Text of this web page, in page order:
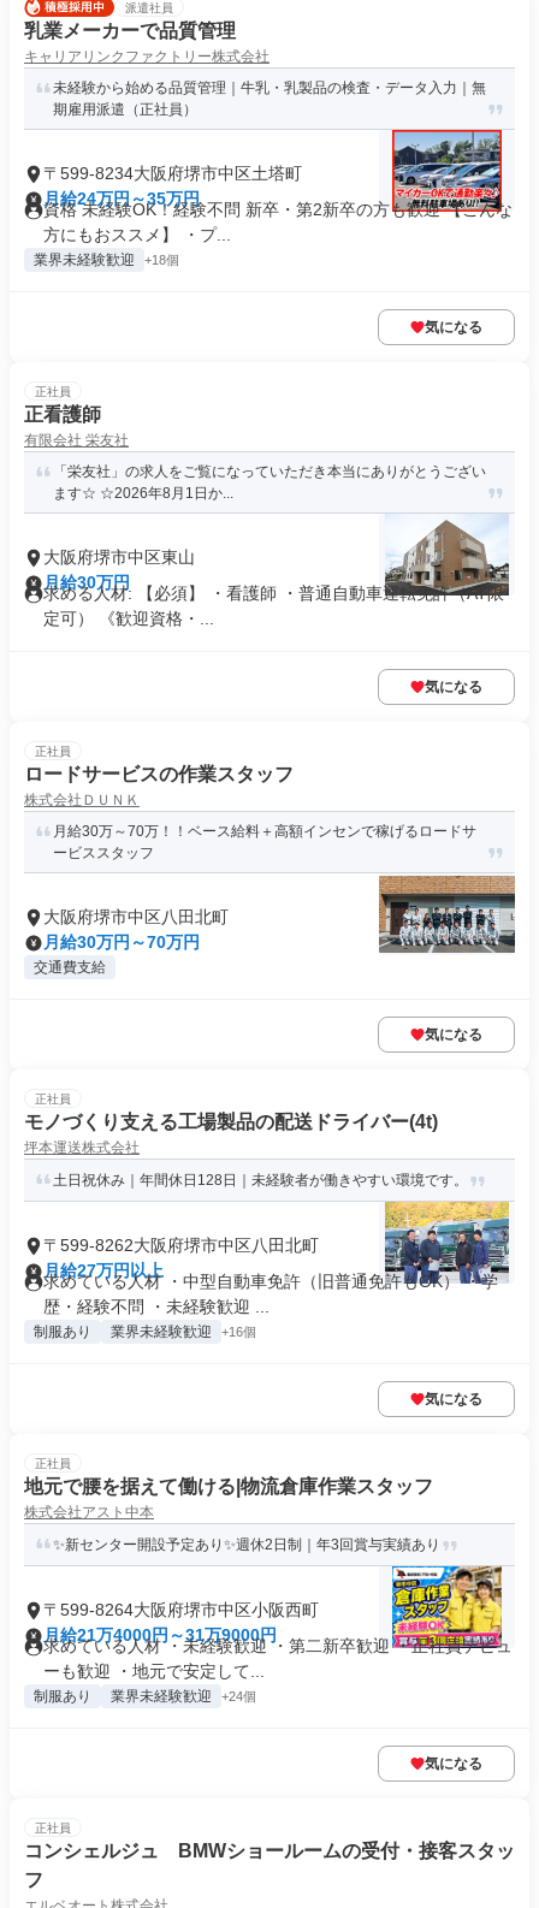
派遣社員
乳業メーカーで品質管理
キャリアリンクファクトリー株式会社
未経験から始める品質管理｜牛乳・乳製品の検査・データ入力｜無
期雇用派遣（正社員）
〒599-8234大阪府堺市中区土塔町
月給24万円～35万円
資格 未経験OK！経験不問 新卒・第2新卒の方も歓迎 【こんな
方にもおススメ】 ・プ...
業界未経験歓迎 +18個
気になる
正社員
正看護師
有限会社 栄友社
「栄友社」の求人をご覧になっていただき本当にありがとうござい
ます☆ ☆2026年8月1日か...
大阪府堺市中区東山
月給30万円
求める人材: 【必須】 ・看護師 ・普通自動車運転免許（AT限
定可） 《歓迎資格・...
気になる
正社員
ロードサービスの作業スタッフ
株式会社ＤＵＮＫ
月給30万～70万！！ベース給料＋高額インセンで稼げるロードサ
ービススタッフ
大阪府堺市中区八田北町
月給30万円～70万円
交通費支給
気になる
正社員
モノづくり支える工場製品の配送ドライバー(4t)
坪本運送株式会社
土日祝休み｜年間休日128日｜未経験者が働きやすい環境です。
〒599-8262大阪府堺市中区八田北町
月給27万円以上
求めている人材 ・中型自動車免許（旧普通免許もOK） ・学
歴・経験不問 ・未経験歓迎 ...
制服あり 業界未経験歓迎 +16個
気になる
正社員
地元で腰を据えて働ける|物流倉庫作業スタッフ
株式会社アスト中本
✨新センター開設予定あり✨週休2日制｜年3回賞与実績あり
〒599-8264大阪府堺市中区小阪西町
月給21万4000円～31万9000円
求めている人材 ・未経験歓迎 ・第二新卒歓迎 ・正社員デビュ
ーも歓迎 ・地元で安定して...
制服あり 業界未経験歓迎 +24個
気になる
正社員
コンシェルジュ BMWショールームの受付・接客スタッ
フ